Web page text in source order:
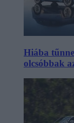
Hiába
olcsóbbak